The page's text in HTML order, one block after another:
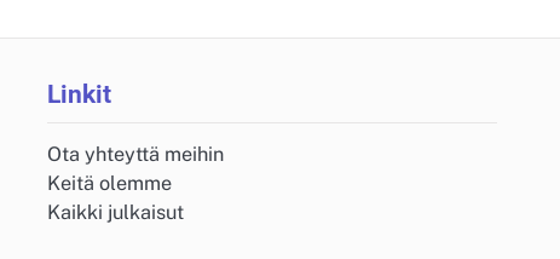
Linkit
Ota yhteyttä meihin
Keitä olemme
Kaikki julkaisut